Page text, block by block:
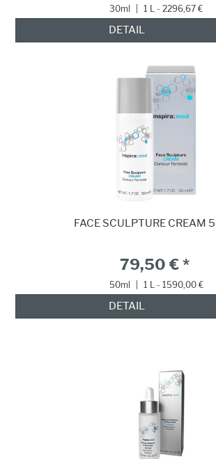
30ml 1 L - 2296,67 €
DETAIL
FACE SCULPTURE CREAM
79,50 € *
50ml 1 L - 1590,00 €
DETAIL